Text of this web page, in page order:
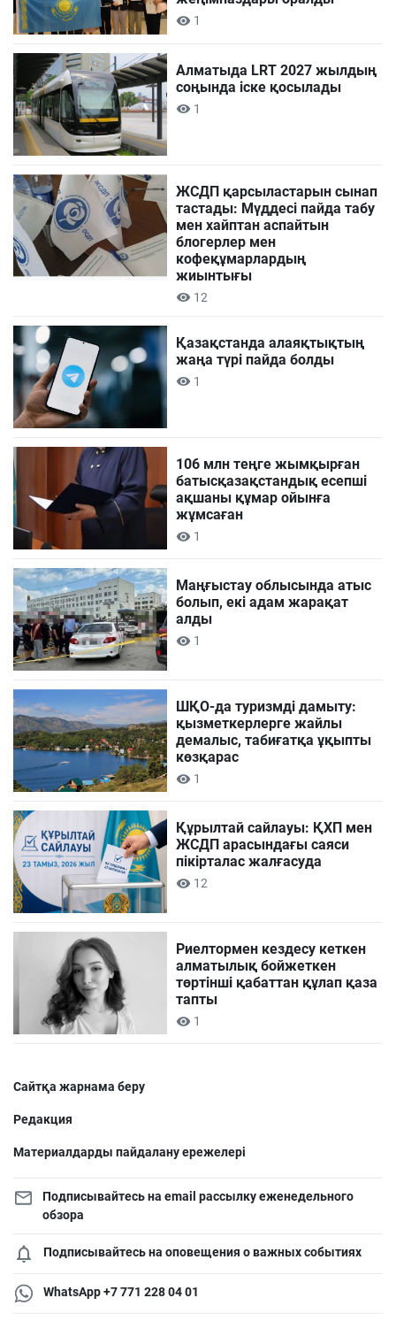
1
Алматыда LRT 2027 жылдың
соңында іске қосылады
1
ЖСДП қарсыластарын сынап
тастады: Мүддесі пайда табу
мен хайптан аспайтын
блогерлер мен
кофеқұмарлардың
жиынтығы
12
Қазақстанда алаяқтықтың
жаңа түрі пайда болды
1
106 млн теңге жымқырған
батысқазақстандық есепші
ақшаны құмар ойынға
жұмсаған
1
Маңғыстау облысында атыс
болып, екі адам жарақат
алды
1
ШҚО-да туризмді дамыту:
қызметкерлерге жайлы
демалыс, табиғатқа ұқыпты
көзқарас
1
Құрылтай сайлауы: ҚХП мен
ЖСДП арасындағы саяси
пікірталас жалғасуда
12
Риелтормен кездесу кеткен
алматылық бойжеткен
төртінші қабаттан құлап қаза
тапты
1
Сайтқа жарнама беру
Редакция
Материалдарды пайдалану ережелері
Подписывайтесь на email рассылку еженедельного
обзора
Подписывайтесь на оповещения о важных событиях
WhatsApp +7 771 228 04 01